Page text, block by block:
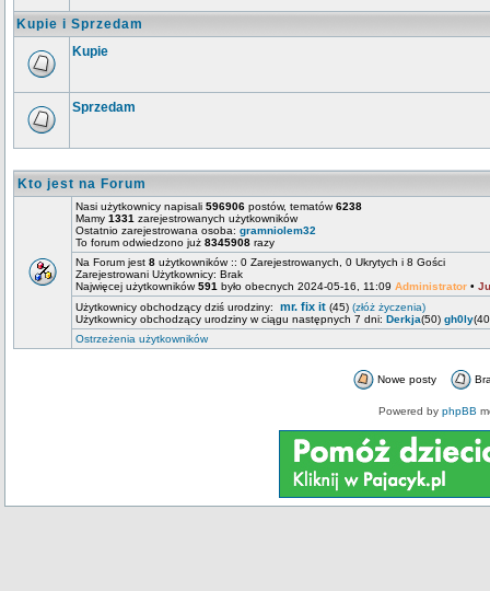
Kupie i Sprzedam
Kupie
Sprzedam
Kto jest na Forum
Nasi użytkownicy napisali 596906 postów, tematów6238
Mamy 1331 zarejestrowanych użytkowników
Ostatnio zarejestrowana osoba: gramniolem32
To forum odwiedzono już 8345908 razy
Na Forum jest 8 użytkowników :: 0 Zarejestrowanych, 0 Ukrytych i 8 Gości
Zarejestrowani Użytkownicy: Brak
Najwięcej użytkowników591 było obecnych 2024-05-16, 11:09 Administrator •
Użytkownicy obchodzący dziś urodziny: mr. fix it (45) (złóż życzenia)
Użytkownicy obchodzący urodziny w ciągu następnych 7 dni: Derkja(50) gh0ly
Ostrzeżenia użytkowników
Nowe posty
Powered by phpBB